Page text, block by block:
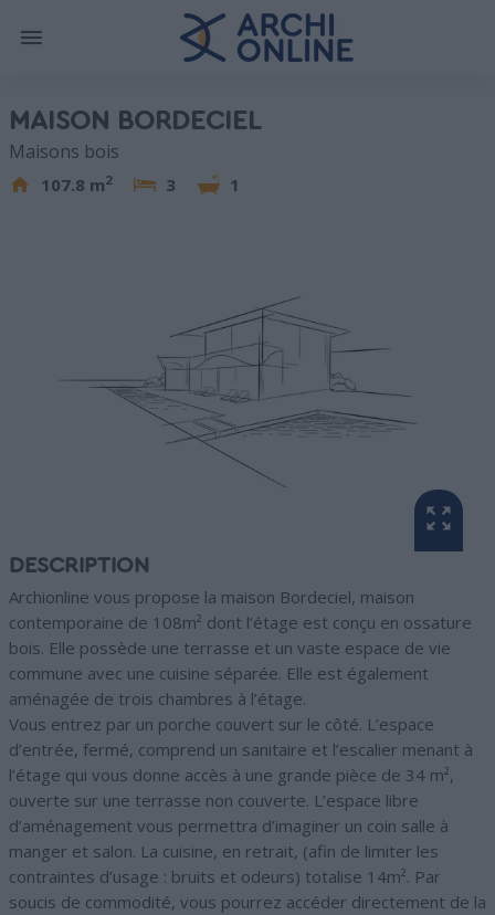
MAISON BORDECIEL
Maisons bois
107.8 m2 3 1
DESCRIPTION
Archionline vous propose la maison Bordeciel, maison
contemporaine de 108m² dont l’étage est conçu en ossature
bois. Elle possède une terrasse et un vaste espace de vie
commune avec une cuisine séparée. Elle est également
aménagée de trois chambres à l’étage.
Vous entrez par un porche couvert sur le côté. L’espace
d’entrée, fermé, comprend un sanitaire et l’escalier menant à
l’étage qui vous donne accès à une grande pièce de 34 m²,
ouverte sur une terrasse non couverte. L’espace libre
d’aménagement vous permettra d’imaginer un coin salle à
manger et salon. La cuisine, en retrait, (afin de limiter les
contraintes d’usage : bruits et odeurs) totalise 14m². Par
soucis de commodité, vous pourrez accéder directement de la